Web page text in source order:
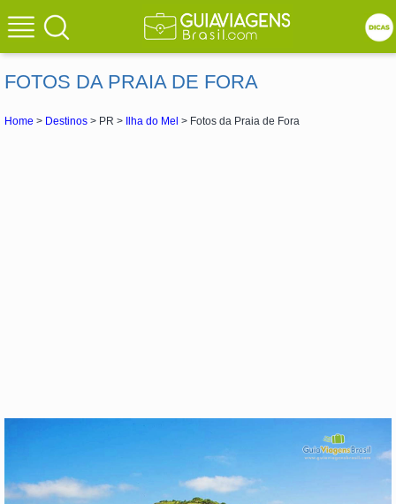
FOTOS DA PRAIA DE FORA
Home > Destinos > PR > Ilha do Mel > Fotos da Praia de Fora